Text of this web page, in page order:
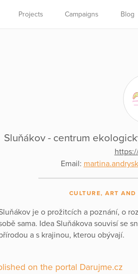
Projects Campaigns Blog
Sluňákov - centrum
Email:
CULTURE, ART AND
je o prožitcích a poznání, o
sama. Idea Sluňákova souvisí se
a s krajinou, kterou obývají.
on the portal Darujme.cz